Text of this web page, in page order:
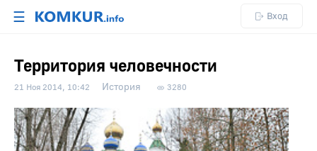
☰ Вход
Территория человечности
21 Ноя 2014, 10:42 История 3280